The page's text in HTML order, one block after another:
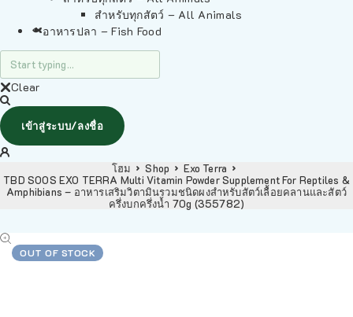
สำหรับทุกสัตว์ – All Animals
อาหารปลา – Fish Food
Clear
เข้าสู่ระบบ/ลงชื่อ
โฮม Shop
Exo Terra
TBD SOOS EXO TERRA Multi Vitamin Powder Supplement For Reptiles &
Amphibians – อาหารเสริมวิตามินรวมชนิดผงสำหรับสัตว์เลื้อยคลานและสัตว์
ครึ่งบกครึ่งน้ำ 70g (355782)
OUT OF STOCK